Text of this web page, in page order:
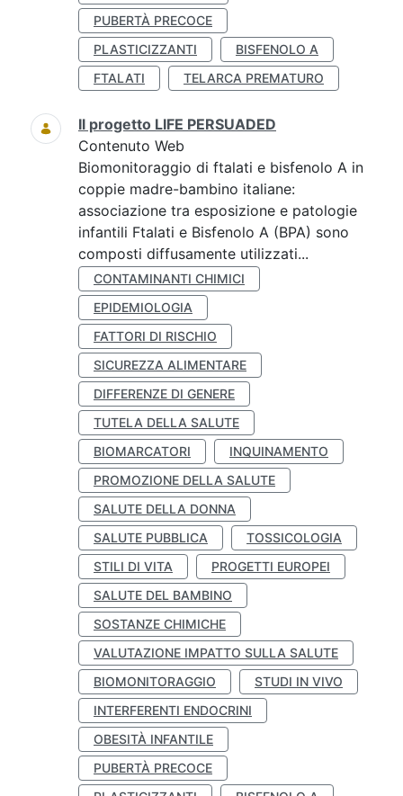
PUBERTÀ PRECOCE
PLASTICIZZANTI
BISFENOLO A
FTALATI
TELARCA PREMATURO
Il progetto LIFE PERSUADED
Contenuto Web
Biomonitoraggio di ftalati e bisfenolo A in
coppie madre-bambino italiane:
associazione tra esposizione e patologie
infantili Ftalati e Bisfenolo A (BPA) sono
composti diffusamente utilizzati...
CONTAMINANTI CHIMICI
EPIDEMIOLOGIA
FATTORI DI RISCHIO
SICUREZZA ALIMENTARE
DIFFERENZE DI GENERE
TUTELA DELLA SALUTE
BIOMARCATORI
INQUINAMENTO
PROMOZIONE DELLA SALUTE
SALUTE DELLA DONNA
SALUTE PUBBLICA
TOSSICOLOGIA
STILI DI VITA
PROGETTI EUROPEI
SALUTE DEL BAMBINO
SOSTANZE CHIMICHE
VALUTAZIONE IMPATTO SULLA SALUTE
BIOMONITORAGGIO
STUDI IN VIVO
INTERFERENTI ENDOCRINI
OBESITÀ INFANTILE
PUBERTÀ PRECOCE